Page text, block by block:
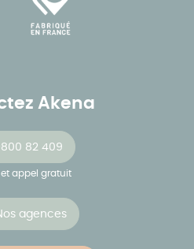
Akena
82 409
et appel gratuit
agences